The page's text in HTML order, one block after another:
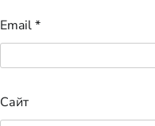
Email*
Сайт